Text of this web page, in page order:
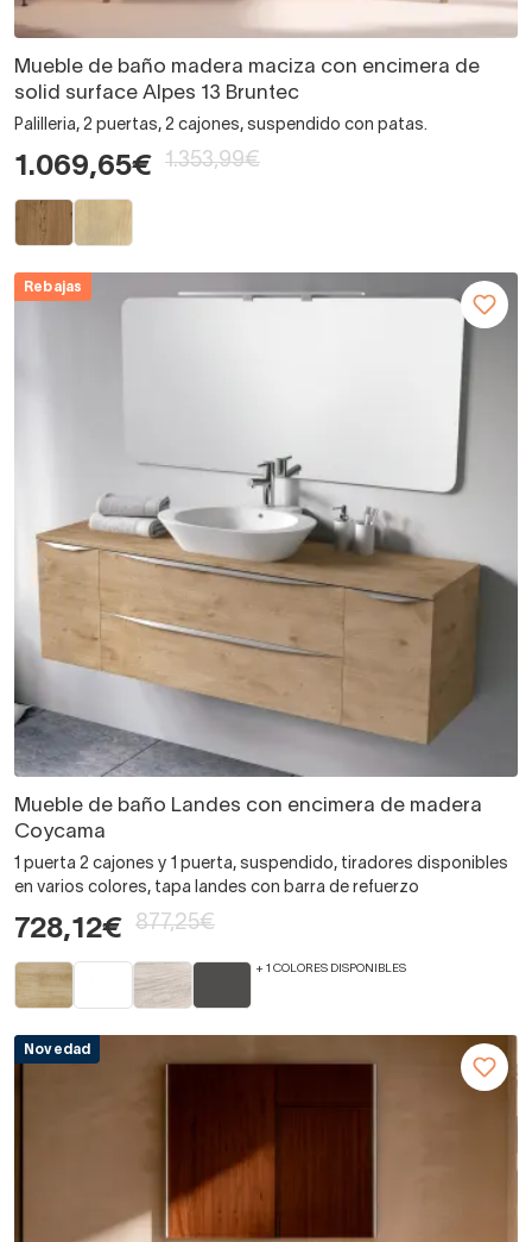
Mueble de baño madera maciza con encimera de
solid surface Alpes 13 Bruntec
Palilleria, 2 puertas, 2 cajones, suspendido con patas.
1.069,65€ 1.353,99€
Rebajas
Mueble de baño Landes con encimera de madera
Coycama
1 puerta 2 cajones y 1 puerta, suspendido, tiradores disponibles
en varios colores, tapa landes con barra de refuerzo
728,12€ 877,25€
+ 1 COLORES DISPONIBLES
Novedad